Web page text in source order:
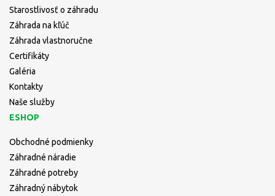
Starostlivosť o záhradu
Záhrada na kľúč
Záhrada vlastnoručne
Certifikáty
Galéria
Kontakty
Naše služby
ESHOP
Obchodné podmienky
Záhradné náradie
Záhradné potreby
Záhradný nábytok